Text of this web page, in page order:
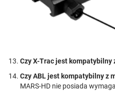
Czy X-Trac jest kompatybilny
Czy ABL jest kompatybilny z
MARS-HD nie posiada